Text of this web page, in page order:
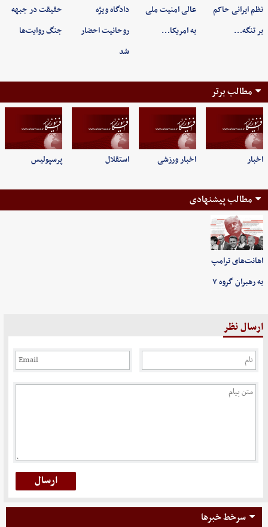
نظم ایرانی حاکم
بر تنگه…
عالی امنیت ملی
به امریکا…
دادگاه ویژه
روحانیت احضار
شد
حقیقت در جبهه
جنگ روایت‌ها
مطالب برتر
اخبار اخبار ورزشی استقلال پرسپولیس
مطالب پیشنهادی
اهانت‌های ترامپ
به رهبران گروه ۷
ارسال نظر
سرخط خبرها